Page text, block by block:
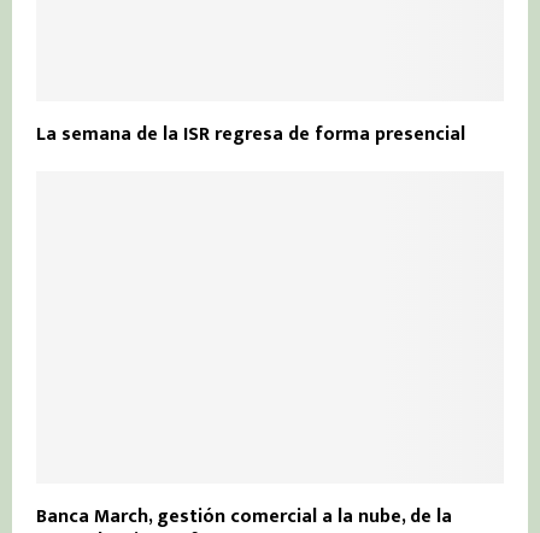
La semana de la ISR regresa de forma presencial
Banca March, gestión comercial a la nube, de la